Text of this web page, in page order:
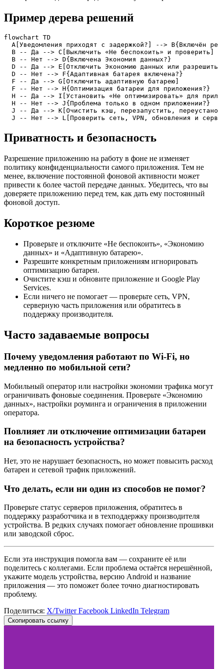
Пример дерева решений
flowchart TD
A[Уведомления приходят с задержкой?] --> B{Включён
  B -- Да --> C[Выключить «Не беспокоить» и проверить]
  B -- Нет --> D{Включена Экономия данных?}
D -- Да --> E[Отключить Экономию данных или
  D -- Нет --> F{Адаптивная батарея включена?}
  F -- Да --> G[Отключить адаптивную батарею]
  F -- Нет --> H{Оптимизация батареи для приложения?}
H -- Да --> I[Установить «Не оптимизировать» для
  H -- Нет --> J{Проблема только в одном приложении?}
J -- Да --> K[Очистить кэш, перезапустить,
J -- Нет --> L[Проверить сеть, VPN, обновления и
Приватность и безопасность
Разрешение приложению на работу в фоне не изменяет
политику конфиденциальности самого приложения. Тем не
менее, включение постоянной фоновой активности может
привести к более частой передаче данных. Убедитесь, что вы
доверяете приложению перед тем, как дать ему постоянный
фоновой доступ.
Короткое резюме
Проверьте и отключите «Не беспокоить», «Экономию
данных» и «Адаптивную батарею».
Разрешите конкретным приложениям игнорировать
оптимизацию батареи.
Очистите кэш и обновите приложение и Google Play
Services.
Если ничего не помогает — проверьте сеть, VPN,
серверную часть приложения или обратитесь в
поддержку производителя.
Часто задаваемые вопросы
Почему уведомления работают по Wi‑Fi, но
медленно по мобильной сети?
Мобильный оператор или настройки экономии трафика могут
ограничивать фоновые соединения. Проверьте «Экономию
данных», настройки роуминга и ограничения в приложении
оператора.
Повлияет ли отключение оптимизации батареи
на безопасность устройства?
Нет, это не нарушает безопасность, но может повысить расход
батареи и сетевой трафик приложений.
Что делать, если ни один из способов не помог?
Проверьте статус серверов приложения, обратитесь в
поддержку разработчика и в техподдержку производителя
устройства. В редких случаях помогает обновление прошивки
или заводской сброс.
Если эта инструкция помогла вам — сохраните её или
поделитесь с коллегами. Если проблема остаётся нерешённой,
укажите модель устройства, версию Android и название
приложения — это поможет более точно диагностировать
проблему.
Поделиться: X/TwitterFacebook LinkedIn Telegram
Скопировать ссылку